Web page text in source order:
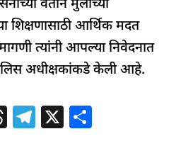
वतीने मुलीच्या
शिक्षणासाठी आर्थिक मदत
त्यांनी आपल्या निवेदनात
अधीक्षकांकडे केली आहे.
T T X